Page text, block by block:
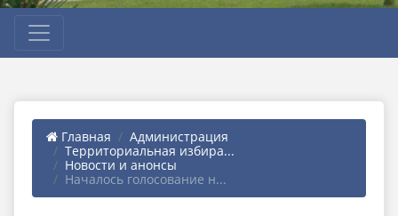
Главная
Администрация
Территориальная избира...
Новости и анонсы
Началось голосование н...